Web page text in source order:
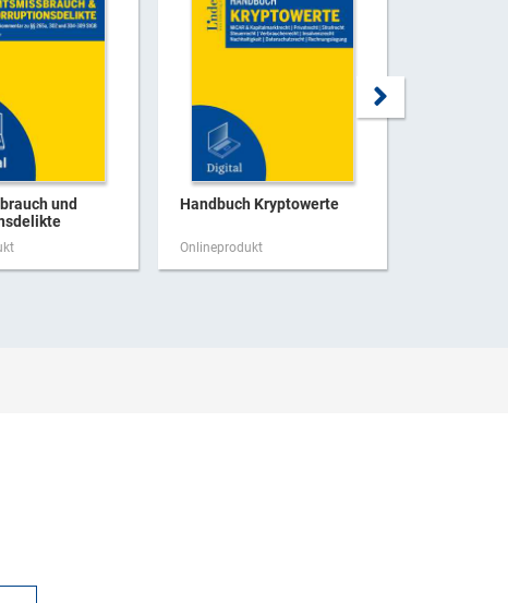
und
Handbuch Kryptowerte
Onlineprodukt